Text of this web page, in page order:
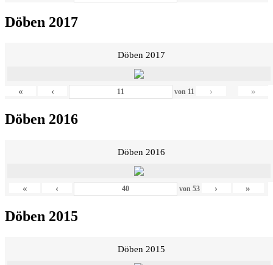
Döben 2017
Döben 2017
« ‹ von 11 › »
Döben 2016
Döben 2016
« ‹ von 53 › »
Döben 2015
Döben 2015